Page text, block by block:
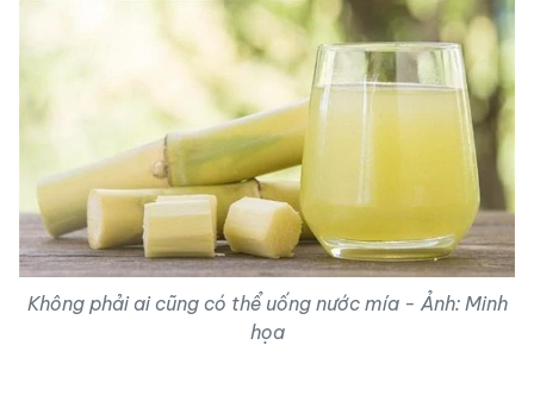
Không phải ai cũng có thể uống nước mía - Ảnh: Minh
họa